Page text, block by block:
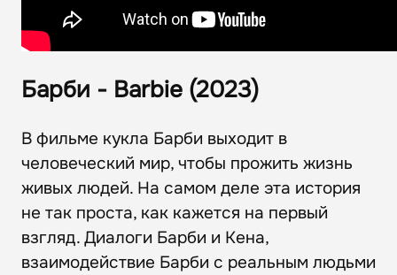
Барби - Barbie (2023)
В фильме кукла Барби выходит в
человеческий мир, чтобы прожить жизнь
живых людей. На самом деле эта история
не так проста, как кажется на первый
взгляд. Диалоги Барби и Кена,
взаимодействие Барби с реальным людьми